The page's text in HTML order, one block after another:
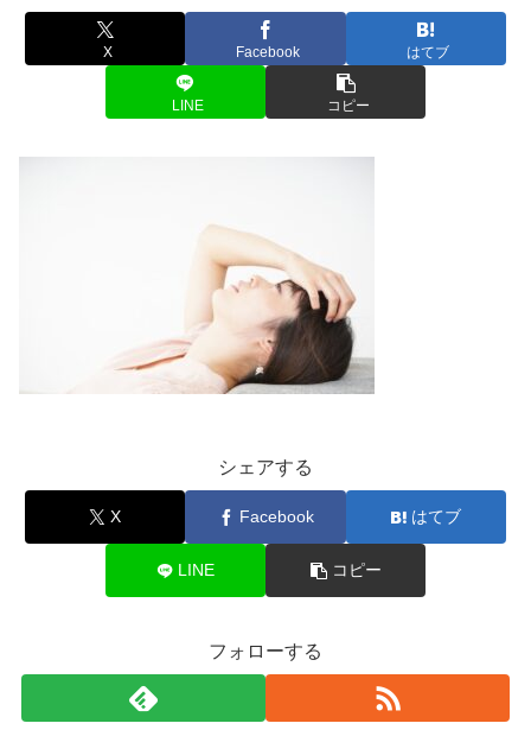
X Facebook はてブ
LINE コピー
シェアする
X Facebook はてブ
LINE コピー
フォローする